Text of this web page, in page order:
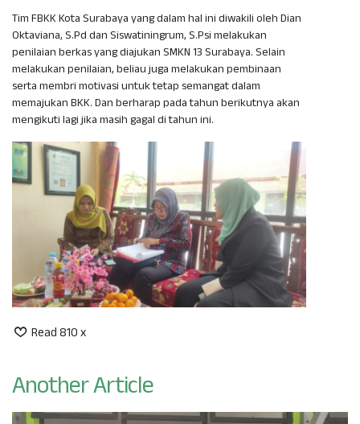
Tim FBKK Kota Surabaya yang dalam hal ini diwakili oleh Dian
Oktaviana, S.Pd dan Siswatiningrum, S.Psi melakukan
penilaian berkas yang diajukan SMKN 13 Surabaya. Selain
melakukan penilaian, beliau juga melakukan pembinaan
serta membri motivasi untuk tetap semangat dalam
memajukan BKK. Dan berharap pada tahun berikutnya akan
mengikuti lagi jika masih gagal di tahun ini.
Read 810 x
Another Article